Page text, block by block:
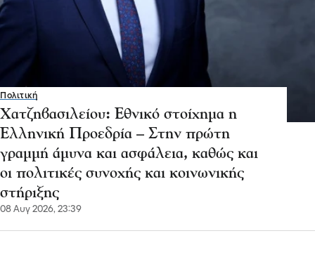
Πολιτική
Χατζηβασιλείου: Εθνικό στοίχημα η
Ελληνική Προεδρία – Στην πρώτη
γραμμή άμυνα και ασφάλεια, καθώς και
οι πολιτικές συνοχής και κοινωνικής
στήριξης
08 Αυγ 2026, 23:39